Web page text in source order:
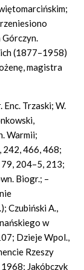
Górczyn.
(1877–1958)
magistra
Trzaski; W.
Warmii;
242, 466, 468;
79, 204–5, 213;
Biogr.; –
Czubiński A.,
w
Dzieje Wpol.,
Rzeszy
Jakóbczyk